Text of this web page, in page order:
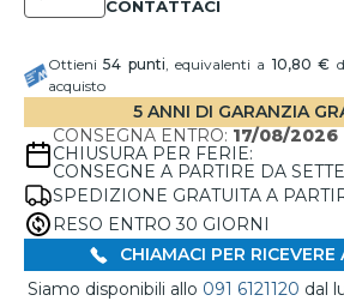
Ottieni54 punti, equivalenti a 10,80 €
acquisto
5 ANNI DI GARANZIA
CONSEGNA ENTRO: 17/08/2026
CHIUSURA PER FERIE:
CONSEGNE A PARTIRE DA
SPEDIZIONE GRATUITA A
RESO ENTRO 30 GIORNI
CHIAMACI PER RICEVERE
Siamo disponibili allo 091 6121120 dal